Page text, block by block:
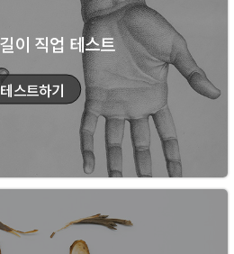
이 직업 테스트